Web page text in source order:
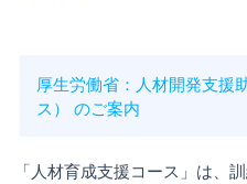
厚生労働省：人材開発支援
ス） のご案内
「人材育成支援コース」は、